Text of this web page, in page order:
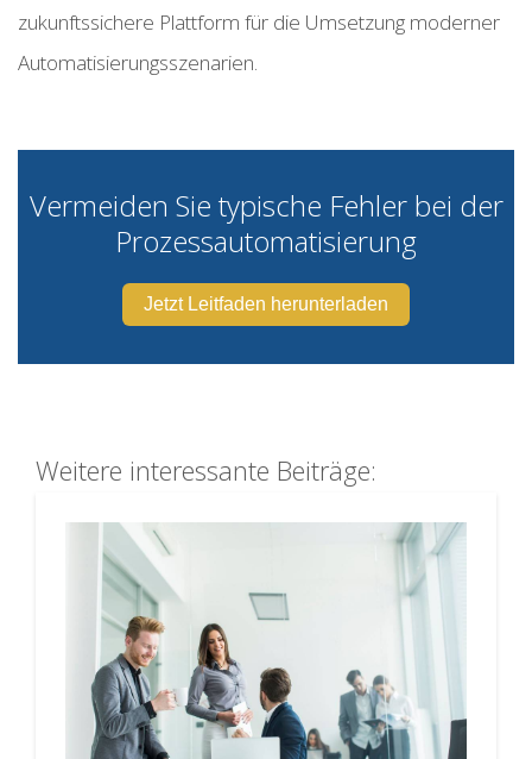
zukunftssichere Plattform für die Umsetzung moderner
Automatisierungsszenarien.
Vermeiden Sie typische Fehler bei der
Prozessautomatisierung
Jetzt Leitfaden herunterladen
Weitere interessante Beiträge: